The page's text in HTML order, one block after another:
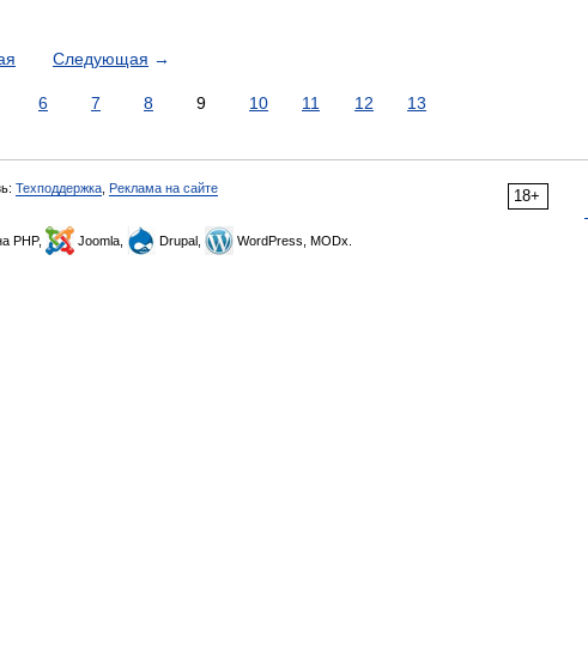
Следующая →
6 7 8 9 10 11 12 13
18+
Техподдержка Реклама на сайте
PHP, Joomla, Drupal, WordPress, MODx.